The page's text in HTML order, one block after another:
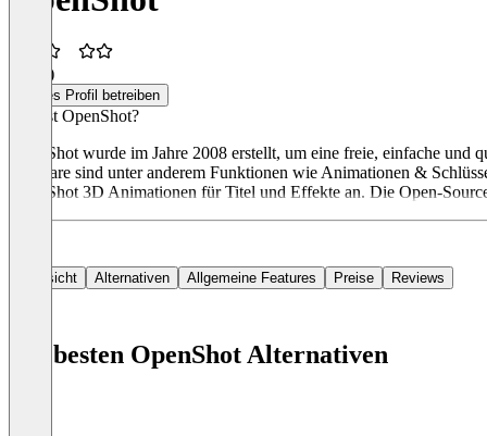
(1)
Dieses Profil betreiben
Was ist OpenShot?
OpenShot wurde im Jahre 2008 erstellt, um eine freie, einfache
Software sind unter anderem Funktionen wie Animationen &
OpenShot 3D Animationen für Titel und Effekte an. Die Open-
Übersicht Alternativen Allgemeine Features Preise Reviews
Die besten OpenShot Alternativen